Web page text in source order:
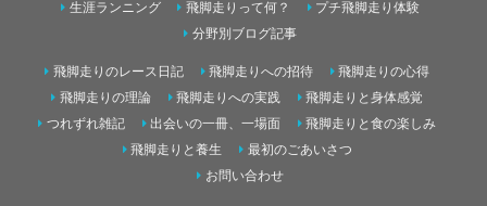
生涯ランニング 飛脚走りって何？
プチ飛脚走り体験
分野別ブログ記事
飛脚走りのレース日記 飛脚走りへの招待
飛脚走りの心得
飛脚走りの理論
飛脚走りへの実践
飛脚走りと身体感覚
つれずれ雑記
出会いの一冊、一場面
飛脚走りと食の楽しみ
飛脚走りと養生
最初のごあいさつ
お問い合わせ